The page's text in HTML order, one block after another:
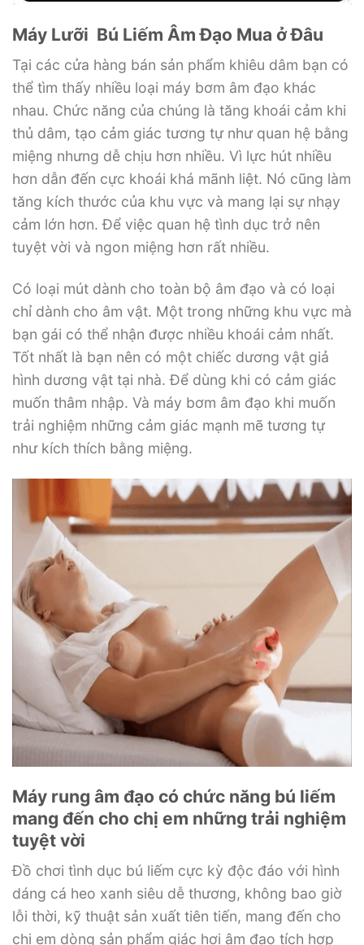
Máy Lưỡi Bú Liếm Âm Đạo Mua ở Đâu
Tại các cửa hàng bán sản phẩm khiêu dâm bạn có
thể tìm thấy nhiều loại máy bơm âm đạo khác
nhau. Chức năng của chúng là tăng khoái cảm khi
thủ dâm, tạo cảm giác tương tự như quan hệ bằng
miệng nhưng dễ chịu hơn nhiều. Vì lực hút nhiều
hơn dẫn đến cực khoái khá mãnh liệt. Nó cũng làm
tăng kích thước của khu vực và mang lại sự nhạy
cảm lớn hơn. Để việc quan hệ tình dục trở nên
tuyệt vời và ngon miệng hơn rất nhiều.
Có loại mút dành cho toàn bộ âm đạo và có loại
chỉ dành cho âm vật. Một trong những khu vực mà
bạn gái có thể nhận được nhiều khoái cảm nhất.
Tốt nhất là bạn nên có một chiếc dương vật giả
hình dương vật tại nhà. Để dùng khi có cảm giác
muốn thâm nhập. Và máy bơm âm đạo khi muốn
trải nghiệm những cảm giác mạnh mẽ tương tự
như kích thích bằng miệng.
Máy rung âm đạo có chức năng bú liếm
mang đến cho chị em những trải nghiệm
tuyệt vời
Đồ chơi tình dục bú liếm cực kỳ độc đáo với hình
dáng cá heo xanh siêu dễ thương, không bao giờ
lỗi thời, kỹ thuật sản xuất tiên tiến, mang đến cho
chị em dòng sản phẩm giác hơi âm đạo tích hợp